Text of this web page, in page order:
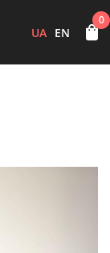
UA EN
0